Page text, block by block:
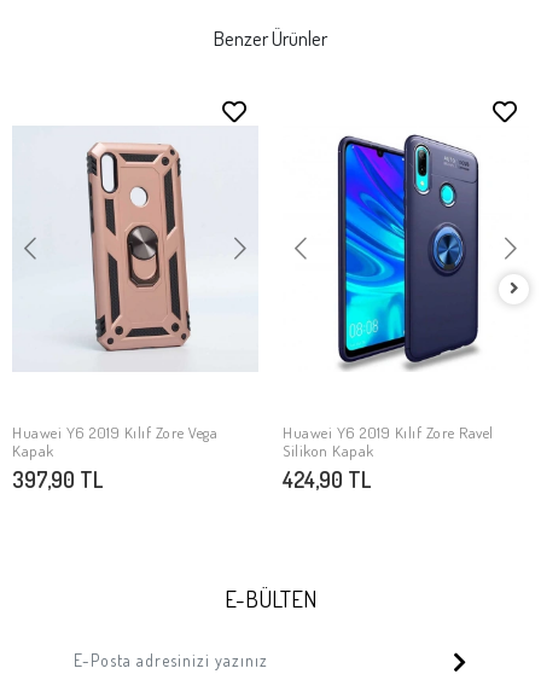
Benzer Ürünler
SEPETE EKLE
Huawei Y6 2019 Kılıf Zore Vega
Kapak
397,90 TL
SEPETE EKLE
Huawei Y6 2019 Kılıf Zore Ravel
Silikon Kapak
424,90 TL
E-BÜLTEN